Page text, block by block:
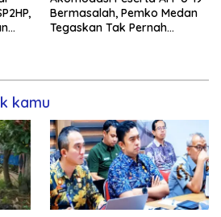
Bermasalah, Pemko Medan
Tegaskan Tak Pernah
kamu